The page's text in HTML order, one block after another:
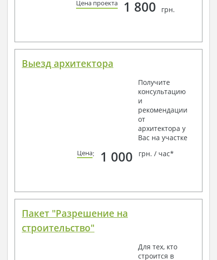
Цена проекта 1 800 грн.
Выезд архитектора
Получите
консультацию
и
рекомендации
от
архитектора у
Вас на участке
Цена: 1 000 грн. / час*
Пакет "Разрешение на
строительство"
Для тех, кто
строится в